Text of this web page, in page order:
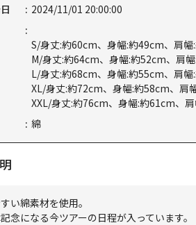
2024/11/01 20:00:00
S/身丈:約60cm、身幅:約49cm、肩
M/身丈:約64cm、身幅:約52cm、肩
L/身丈:約68cm、身幅:約55cm、肩
XL/身丈:約72cm、身幅:約58cm、肩
XXL/身丈:約76cm、身幅:約61cm、
綿
い綿素材を使用。
念になる今ツアーの日程が入っています。